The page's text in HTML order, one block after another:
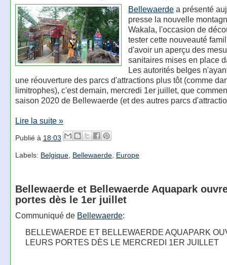
Bellewaerdea présenté
presse la nouvelle
Wakala, l'occasion de
tester cette nouveauté
d'avoir un aperçu des
sanitaires mises en place
Les autorités belges
une réouverture des parcs d'attractions plus tôt (comme
limitrophes), c'est demain, mercredi 1er juillet, que
saison 2020 de Bellewaerde (et des autres parcs
Lire la suite »
Publié à 18:03
Labels: Belgique, Bellewaerde, Europe
Bellewaerde et Bellewaerde Aquapark
portes dès le 1er juillet
Communiqué de Bellewaerde:
BELLEWAERDE ET BELLEWAERDE AQUAPARK
LEURS PORTES DÈS LE MERCREDI 1ER JUILLET